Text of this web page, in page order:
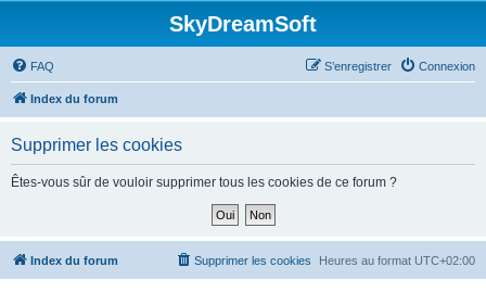
SkyDreamSoft
FAQ Connexion
S’enregistrer
Index du forum
Supprimer les cookies
Êtes-vous sûr de vouloir supprimer tous les cookies de ce forum ?
Index du forum Heures au format UTC+02:00
Supprimer les cookies